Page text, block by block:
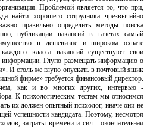
Проблемой является то, что при,
найти хорошего сотрудника чрезвычайно
правильно определить методы поиска
публикации вакансий в газетах самый
в дешевизне и широком охвате
класса вакансий существуют свои
информации. Глупо размещать информацию о
И столь же глупо опускать в почтовый ящик
фирме» требуется финансовый директор.
как и во многих других, интервью -
К психологическим тестам мы относимся
их должен опытный психолог, иначе они не
успешности кандидата. Поэтому, несмотря
затраты времени и сил - окончательная